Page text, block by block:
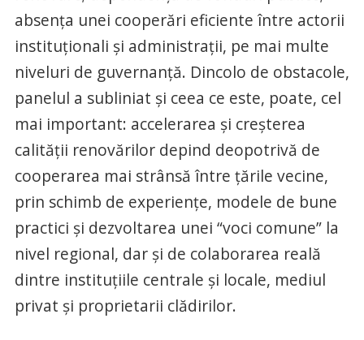
absența unei cooperări eficiente între actorii
instituționali și administrații, pe mai multe
niveluri de guvernanță. Dincolo de obstacole,
panelul a subliniat și ceea ce este, poate, cel
mai important: accelerarea și creșterea
calității renovărilor depind deopotrivă de
cooperarea mai strânsă între țările vecine,
prin schimb de experiențe, modele de bune
practici și dezvoltarea unei “voci comune” la
nivel regional, dar și de colaborarea reală
dintre instituțiile centrale și locale, mediul
privat și proprietarii clădirilor.